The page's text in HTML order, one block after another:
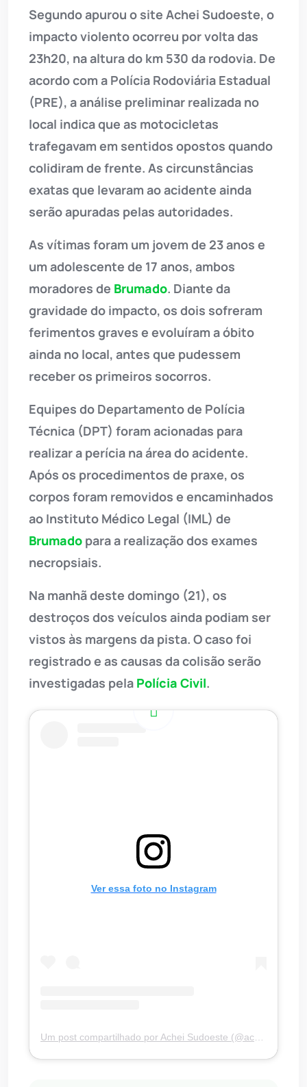
Segundo apurou o site Achei Sudoeste, o
impacto violento ocorreu por volta das
23h20, na altura do km 530 da rodovia. De
acordo com a Polícia Rodoviária Estadual
(PRE), a análise preliminar realizada no
local indica que as motocicletas
trafegavam em sentidos opostos quando
colidiram de frente. As circunstâncias
exatas que levaram ao acidente ainda
serão apuradas pelas autoridades.
As vítimas foram um jovem de 23 anos e
um adolescente de 17 anos, ambos
moradores de Brumado. Diante da
gravidade do impacto, os dois sofreram
ferimentos graves e evoluíram a óbito
ainda no local, antes que pudessem
receber os primeiros socorros.
Equipes do Departamento de Polícia
Técnica (DPT) foram acionadas para
realizar a perícia na área do acidente.
Após os procedimentos de praxe, os
corpos foram removidos e encaminhados
ao Instituto Médico Legal (IML) de
Brumado para a realização dos exames
necropsiais.
Na manhã deste domingo (21), os
destroços dos veículos ainda podiam ser
vistos às margens da pista. O caso foi
registrado e as causas da colisão serão
investigadas pela Polícia Civil.
Ver essa foto no Instagram